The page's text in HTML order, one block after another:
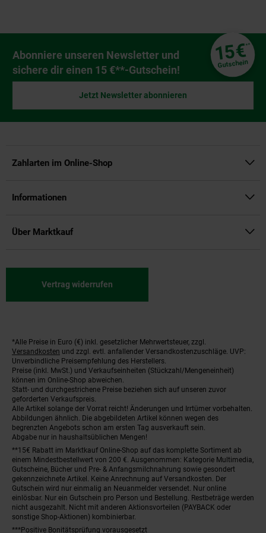
Newsletter Anmeldung
Abonniere unseren Newsletter und
sichere dir einen 15 €**-Gutschein!
15€**
Gutschein
Jetzt Newsletter abonnieren
Zahlarten im Online-Shop
Informationen
Über Marktkauf
Vertrag widerrufen
Fußnoten
*Alle Preise in Euro (€) inkl. gesetzlicher Mehrwertsteuer, zzgl.
Versandkosten und zzgl. evtl. anfallender Versandkostenzuschläge. UVP:
Unverbindliche Preisempfehlung des Herstellers.
Preise (inkl. MwSt.) und Verkaufseinheiten (Stückzahl/Mengeneinheit)
können im Online-Shop abweichen.
Statt- und durchgestrichene Preise beziehen sich auf unseren zuvor
geforderten Verkaufspreis.
Alle Artikel solange der Vorrat reicht! Änderungen und Irrtümer vorbehalten.
Abbildungen ähnlich. Die abgebildeten Artikel können wegen des
begrenzten Angebots schon am ersten Tag ausverkauft sein.
Abgabe nur in haushaltsüblichen Mengen!
**15€ Rabatt im Marktkauf Online-Shop auf das komplette Sortiment ab
einem Mindestbestellwert von 200 €. Ausgenommen: Kategorie Multimedia,
Gutscheine, Bücher und Pre- & Anfangsmilchnahrung sowie gesondert
gekennzeichnete Artikel. Keine Anrechnung auf Versandkosten. Der
Gutschein wird nur einmalig an Neuanmelder versendet. Nur online
einlösbar. Nur ein Gutschein pro Person und Bestellung. Restbeträge werden
nicht ausgezahlt. Nicht mit anderen Aktionsvorteilen (PAYBACK oder
sonstige Shop-Aktionen) kombinierbar.
***Positive Bonitätsprüfung vorausgesetzt